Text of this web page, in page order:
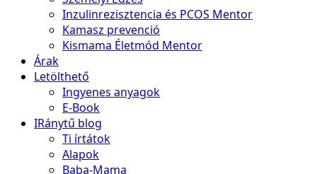
Inzulinrezisztencia és PCOS Mentor
Kamasz prevenció
Kismama Életmód Mentor
Árak
Letölthető
Ingyenes anyagok
E-Book
IRánytű blog
Ti írtátok
Alapok
Baba-Mama